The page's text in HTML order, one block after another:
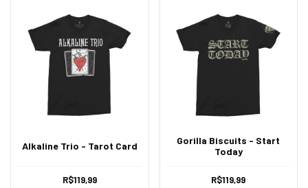
Alkaline Trio - Tarot Card
R$119,99
Gorilla Biscuits - Start
Today
R$119,99